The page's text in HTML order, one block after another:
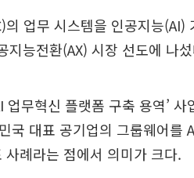
업무 시스템을 인공지능(AI)
지능전환(AX) 시장 선도에 나
업무혁신 플랫폼 구축 용역’
국 대표 공기업의 그룹웨어를
례라는 점에서 의미가 크다.